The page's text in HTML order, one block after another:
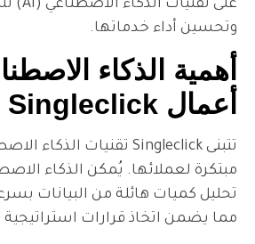
على تقنيات الذكاء الاصطناعي (AI) لتطوير حلولها
الاصطناعي في
تتبنى Singleclick تقنيات الذكاء الاصطناعي لتقديم حلول
يُمكن الذكاء الاصطناعي الشركة من
من البيانات بسرعة وكفاءة عالية،
استراتيجية فعالة.